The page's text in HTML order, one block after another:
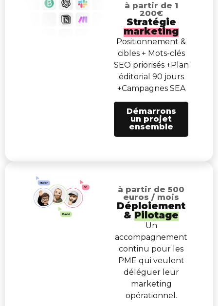
à partir de 1
200€
Stratégie
marketing
Positionnement &
cibles + Mots-clés
SEO priorisés +Plan
éditorial 90 jours
+Campagnes SEA
Démarrons
un projet
ensemble
à partir de 500
euros / mois
Déploiement
&Pilotage
Un
accompagnement
continu pour les
PME qui veulent
déléguer leur
marketing
opérationnel.